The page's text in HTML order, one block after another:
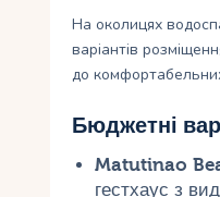
На околицях
варіантів
до
Бюджетні
Matutinao
гестхаус з